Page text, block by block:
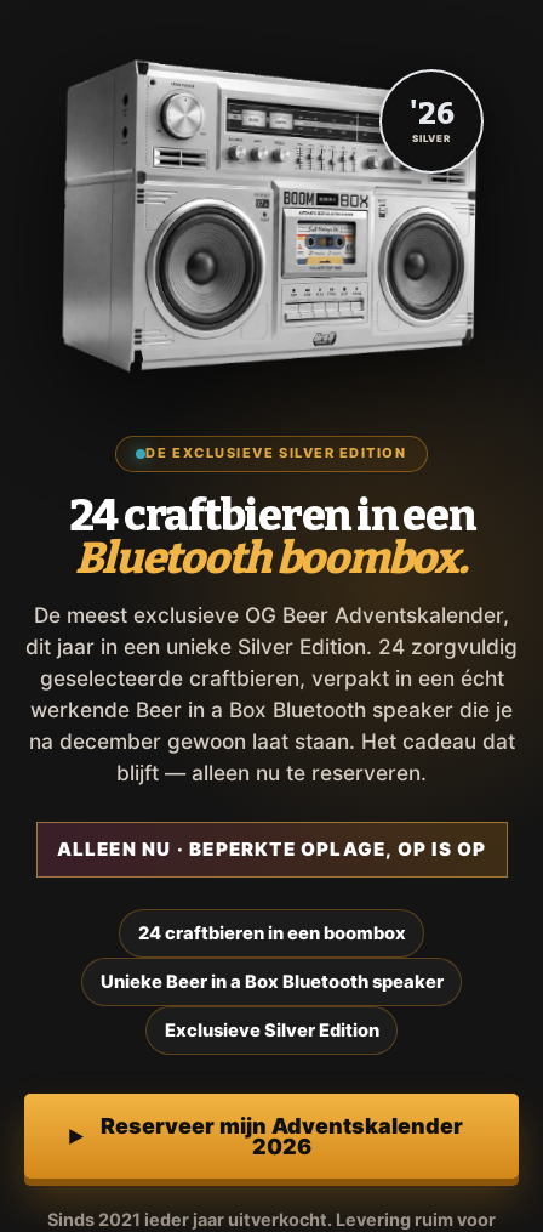
DE EXCLUSIEVE SILVER EDITION
24 craftbieren in een
Bluetooth boombox.
De meest exclusieve OG Beer Adventskalender,
dit jaar in een unieke Silver Edition. 24 zorgvuldig
geselecteerde craftbieren, verpakt in een écht
werkende Beer in a Box Bluetooth speaker die je
na december gewoon laat staan. Het cadeau dat
blijft — alleen nu te reserveren.
ALLEEN NU · BEPERKTE OPLAGE, OP IS OP
24 craftbieren in een boombox
Unieke Beer in a Box Bluetooth speaker
Exclusieve Silver Edition
Reserveer mijn Adventskalender
2026
Sinds 2021 ieder jaar uitverkocht. Levering ruim voor
'26
SILVER